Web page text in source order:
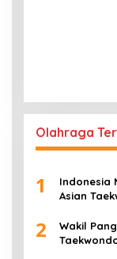
Olahraga
1
Indonesia
Asian
2
Wakil